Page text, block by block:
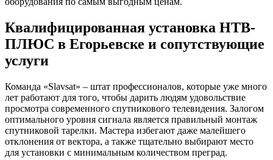
Квалифицированная установка НТВ-
ПЛЮС в Егорьевске и сопутствующие
услуги
Команда «Slavsat» – штат профессионалов, которые уже много
лет работают для того, чтобы дарить людям удовольствие
просмотра современного спутникового телевидения. Залогом
оптимального уровня сигнала является правильный монтаж
спутниковой тарелки. Мастера избегают даже малейшего
отклонения от вектора, а также тщательно выбирают место
для установки с минимальным количеством преград.